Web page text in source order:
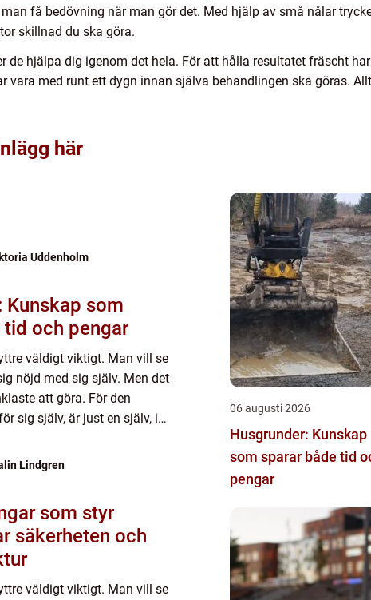
få bedövning när man gör det. Med hjälp av små nålar
skillnad du ska göra.
de hjälpa dig igenom det hela. För att hålla resultatet fräscht har
vara med runt ett dygn innan själva behandlingen ska göras. Allt
här
Uddenholm
Kunskap som
tid och pengar
väldigt viktigt. Man vill se
nöjd med sig själv. Men det
att göra. För den
sig själv, är just en själv, i
Lindgren
som styr
säkerheten och
väldigt viktigt. Man vill se
06 augusti 2026
Husgrunder: Kunskap
som sparar både tid
pengar